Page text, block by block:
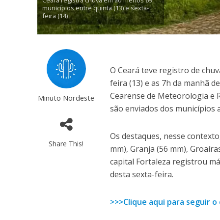
municípios entre quinta (13) e sexta-
feira (14)
Minuto Nordeste
Share This!
O Ceará teve registro de
feira (13) e as 7h da manhã
Cearense de Meteorologia e
são enviados dos municípios
Os destaques, nesse
mm), Granja (56 mm),
capital Fortaleza registrou
desta sexta-feira.
>>>Clique aqui para seguir o